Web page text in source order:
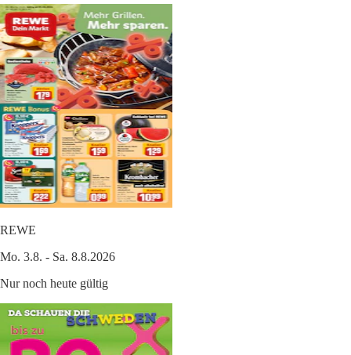
REWE
Mo. 3.8. - Sa. 8.8.2026
Nur noch heute gültig